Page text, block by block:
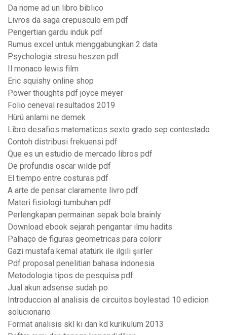
Da nome ad un libro biblico
Livros da saga crepusculo em pdf
Pengertian gardu induk pdf
Rumus excel untuk menggabungkan 2 data
Psychologia stresu heszen pdf
Il monaco lewis film
Eric squishy online shop
Power thoughts pdf joyce meyer
Folio ceneval resultados 2019
Hürü anlami ne demek
Libro desafios matematicos sexto grado sep contestado
Contoh distribusi frekuensi pdf
Que es un estudio de mercado libros pdf
De profundis oscar wilde pdf
El tiempo entre costuras pdf
A arte de pensar claramente livro pdf
Materi fisiologi tumbuhan pdf
Perlengkapan permainan sepak bola brainly
Download ebook sejarah pengantar ilmu hadits
Palhaço de figuras geometricas para colorir
Gazi mustafa kemal atatürk ile ilgili şiirler
Pdf proposal penelitian bahasa indonesia
Metodologia tipos de pesquisa pdf
Jual akun adsense sudah po
Introduccion al analisis de circuitos boylestad 10 edicion
solucionario
Format analisis skl ki dan kd kurikulum 2013